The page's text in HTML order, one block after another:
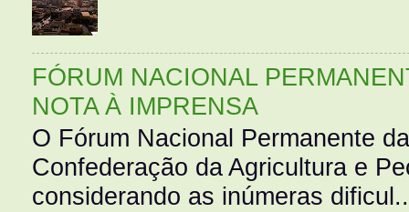
FÓRUM NACIONAL
NOTA À IMPRENSA
O Fórum Nacional Permanente
Confederação da Agricultura e
considerando as inúmeras